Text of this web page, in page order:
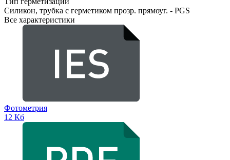
Силикон, трубка с герметиком прозр. прямоуг. - PGS
Все характеристики
Фотометрия
12 Кб